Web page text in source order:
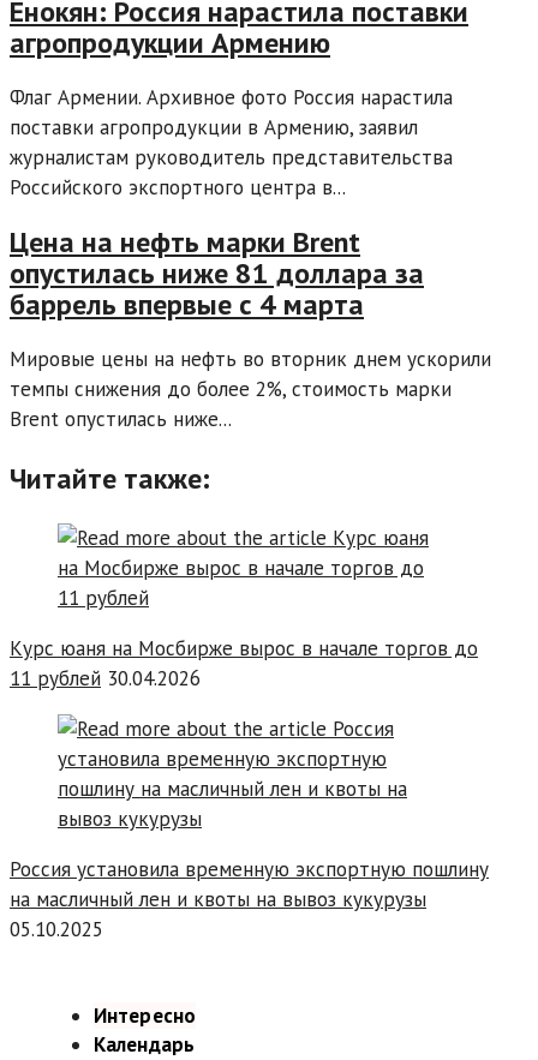
Енокян: Россия нарастила поставки
агропродукции Армению
Флаг Армении. Архивное фото Россия нарастила
поставки агропродукции в Армению, заявил
журналистам руководитель представительства
Российского экспортного центра в...
Цена на нефть марки Brent
опустилась ниже 81 доллара за
баррель впервые с 4 марта
Мировые цены на нефть во вторник днем ускорили
темпы снижения до более 2%, стоимость марки
Brent опустилась ниже...
Читайте также:
Курс юаня на Мосбирже вырос в начале торгов до
11 рублей 30.04.2026
Россия установила временную экспортную пошлину
на масличный лен и квоты на вывоз кукурузы
05.10.2025
Интересно
Календарь